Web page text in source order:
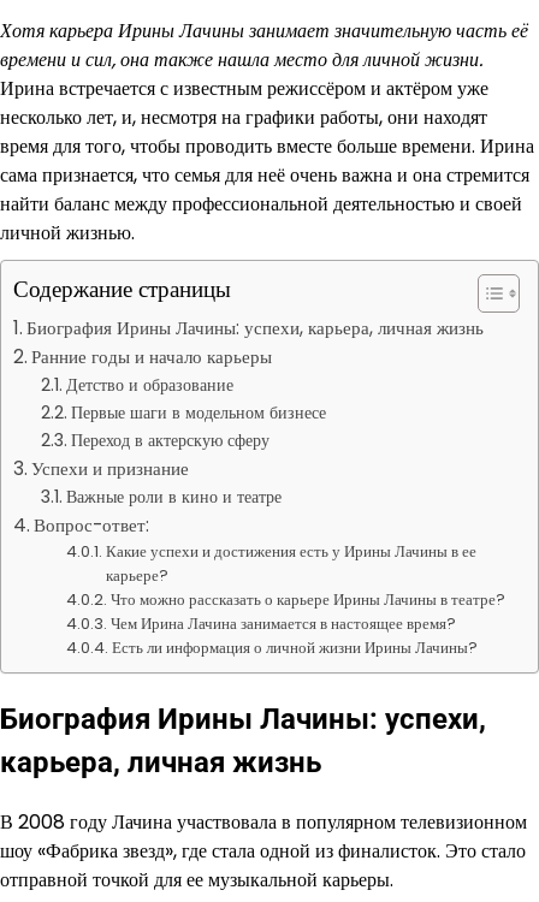
Хотя карьера Ирины Лачины занимает значительную часть её
времени и сил, она также нашла место для личной жизни.
Ирина встречается с известным режиссёром и актёром уже
несколько лет, и, несмотря на графики работы, они находят
время для того, чтобы проводить вместе больше времени. Ирина
сама признается, что семья для неё очень важна и она стремится
найти баланс между профессиональной деятельностью и своей
личной жизнью.
Содержание страницы
Биография Ирины Лачины: успехи, карьера, личная жизнь
Ранние годы и начало карьеры
Детство и образование
Первые шаги в модельном бизнесе
Переход в актерскую сферу
Успехи и признание
Важные роли в кино и театре
Вопрос-ответ:
Какие успехи и достижения есть у Ирины Лачины в ее
карьере?
Что можно рассказать о карьере Ирины Лачины в театре?
Чем Ирина Лачина занимается в настоящее время?
Есть ли информация о личной жизни Ирины Лачины?
Биография Ирины Лачины: успехи,
карьера, личная жизнь
В 2008 году Лачина участвовала в популярном телевизионном
шоу «Фабрика звезд», где стала одной из финалисток. Это стало
отправной точкой для ее музыкальной карьеры.